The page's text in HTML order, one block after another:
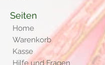
Seiten
Home
Warenkorb
Kasse
Hilfe und Fragen